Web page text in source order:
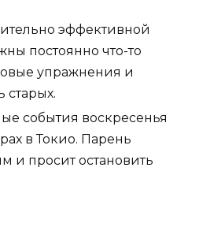
эффективной
постоянно что-то
упражнения и
старых.
события воскресенья
в Токио. Парень
и просит остановить